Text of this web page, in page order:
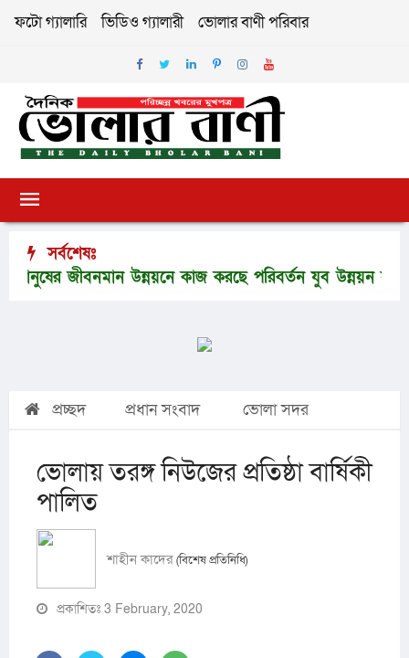
ফটো গ্যালারি ভিডিও গ্যালারী ভোলার বাণী পরিবার
সর্বশেষঃ
জীবনমান উন্নয়নে কাজ করছে পরিবর্তন যুব উন্নয়ন সংস্থা
প্রচ্ছদ প্রধান সংবাদ ভোলা সদর
ভোলায় তরঙ্গ নিউজের প্রতিষ্ঠা বার্ষিকী
পালিত
শাহীন কাদের (বিশেষ প্রতিনিধি)
প্রকাশিতঃ 3 February, 2020